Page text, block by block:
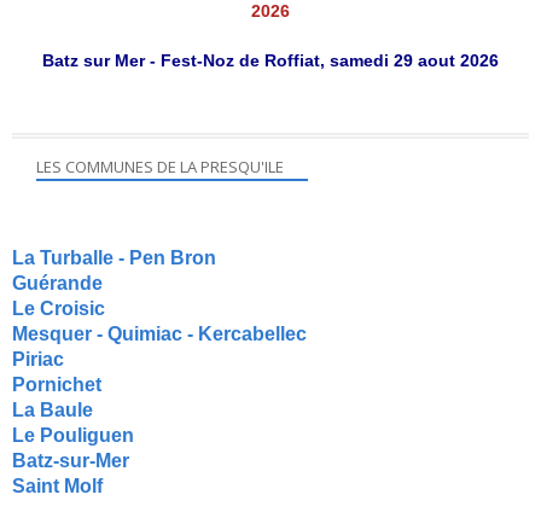
2026
Batz sur Mer - Fest-Noz de Roffiat, samedi 29 aout 2026
LES COMMUNES DE LA PRESQU'ILE
La Turballe - Pen Bron
Guérande
Le Croisic
Mesquer - Quimiac - Kercabellec
Piriac
Pornichet
La Baule
Le Pouliguen
Batz-sur-Mer
Saint Molf